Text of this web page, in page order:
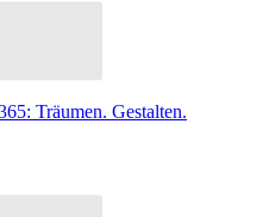
Träumen. Gestalten.